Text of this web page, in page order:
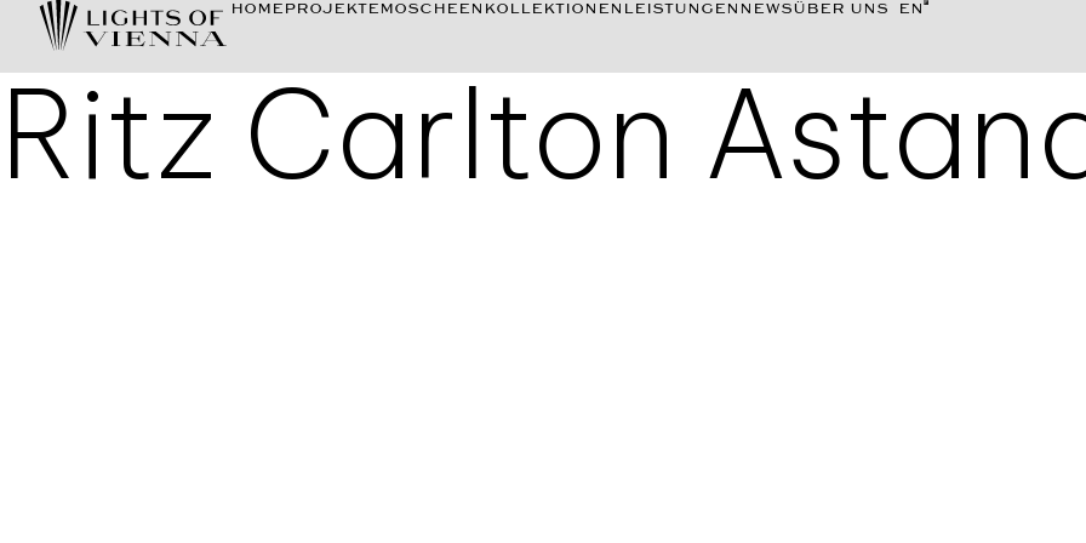
HOME PROJEKTE MOSCHEEN KOLLEKTIONEN LEISTUNGEN NEWSÜBER UNS EN
Ritz Carlton